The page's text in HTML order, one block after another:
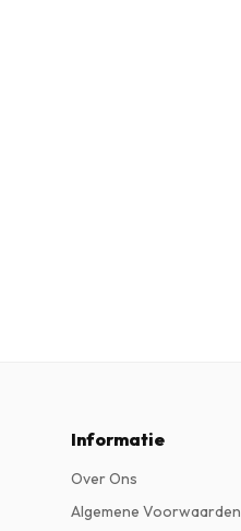
Informatie
Over Ons
Algemene Voorwaarden